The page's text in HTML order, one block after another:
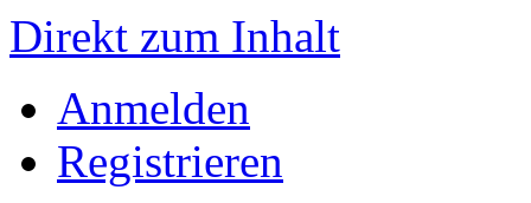
Direkt zum Inhalt
Anmelden
Registrieren